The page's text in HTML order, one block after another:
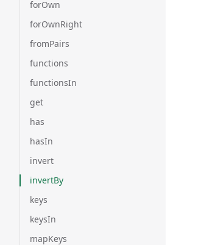
forOwn
forOwnRight
fromPairs
functions
functionsIn
get
has
hasIn
invert
invertBy
keys
keysIn
mapKeys